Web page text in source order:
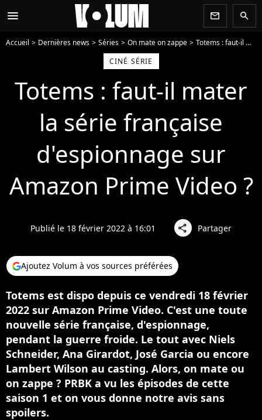
menu newsletter search
Accueil Dernières news Séries On mate on zappe
Totems : faut-il mater la série française d'espionnage sur Amazon Prime Video ?
CINÉ SÉRIE
Totems : faut-il mater
la série française
d'espionnage sur
Amazon Prime Video ?
Publié le 18 février 2022 à 16:01 share Partager
Ajoutez Volum à vos sources préférées
Totems est dispo depuis ce vendredi 18 février
2022 sur Amazon Prime Video. C'est une toute
nouvelle série française, d'espionnage,
pendant la guerre froide. Le tout avec Niels
Schneider, Ana Girardot, José Garcia ou encore
Lambert Wilson au casting. Alors, on mate ou
on zappe ? PRBK a vu les épisodes de cette
saison 1 et on vous donne notre avis sans
spoilers.